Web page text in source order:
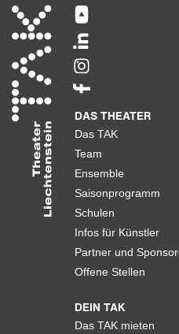
DAS THEATER
Das TAK
Team
Ensemble
Saisonprogramm
Schulen
Infos für Künstler
Partner und
Offene Stellen
DEIN TAK
Das TAK mieten